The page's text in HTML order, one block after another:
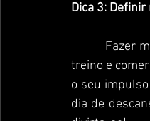
Dica 3:
treino e
o seu
dia de